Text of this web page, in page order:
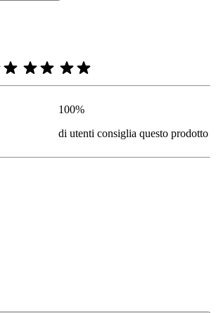
100%
di utenti consiglia questo prodotto